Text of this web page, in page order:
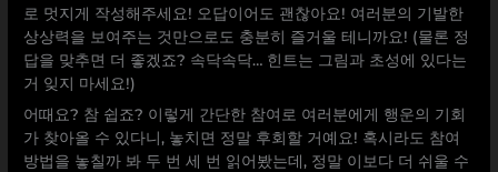
로 멋지게 작성해주세요! 오답이어도 괜찮아요! 여러분의 기발한
상상력을 보여주는 것만으로도 충분히 즐거울 테니까요! (물론 정
답을 맞추면 더 좋겠죠? 속닥속닥… 힌트는 그림과 초성에 있다는
거 잊지 마세요!)
어때요? 참 쉽죠? 이렇게 간단한 참여로 여러분에게 행운의 기회
가 찾아올 수 있다니, 놓치면 정말 후회할 거예요! 혹시라도 참여
방법을 놓칠까 봐 두 번 세 번 읽어봤는데, 정말 이보다 더 쉬울 수